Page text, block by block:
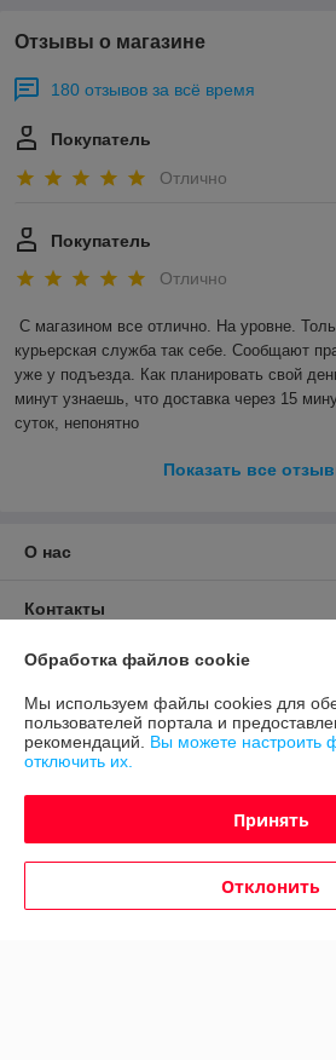
Отзывы о магазине
180 отзывов за всё время
Покупатель
Отлично
Покупатель
Отлично
С магазином все отлично. На уровне.
курьерская служба так себе. Сообщают
уже у подъезда. Как планировать свой
минут узнаешь, что доставка через 15
суток, непонятно
Показать все
О нас
Контакты
Доставка и оплата
График работы
Политика обработки cookies
Сайт создан на платформе Deal.by
Обработка файлов cookie
Мы используем файлы cookies для
пользователей портала и
рекомендаций. Вы можете настроить
отключить их.
Принять
Отклонить